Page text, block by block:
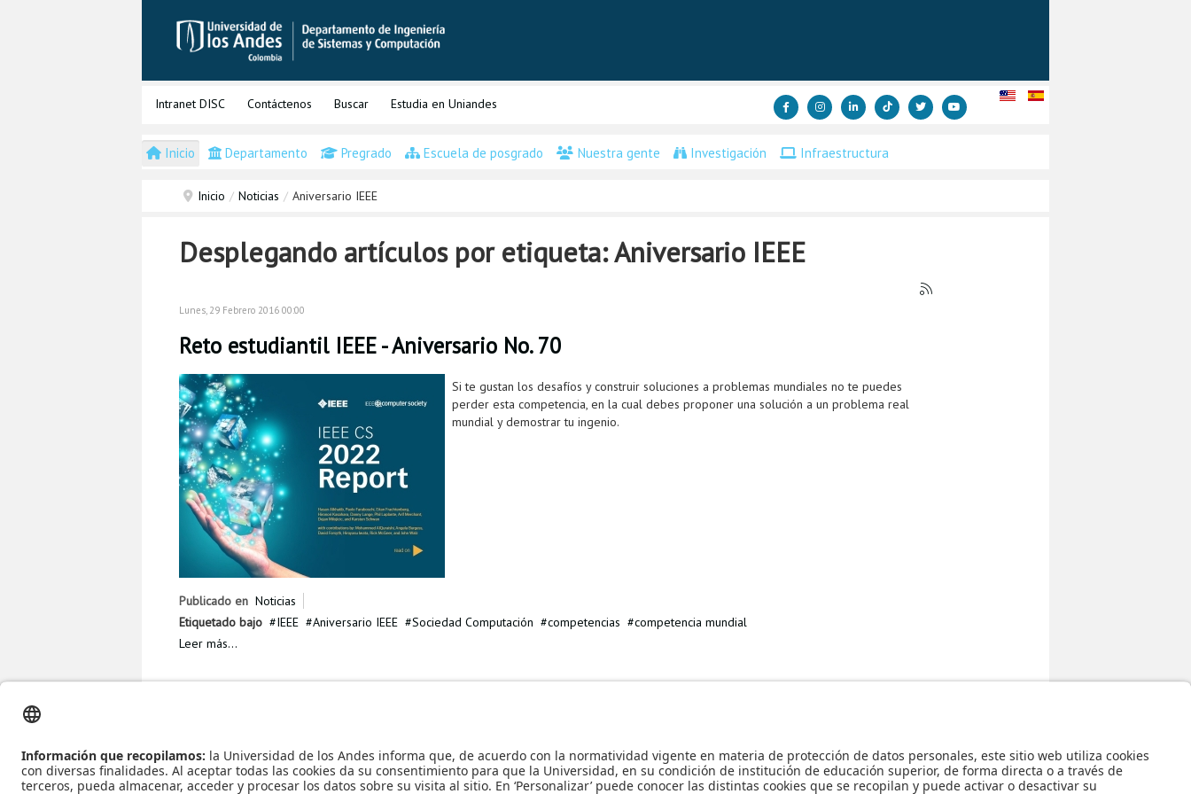
Intranet DISC Contáctenos Buscar Estudia en Uniandes
Inicio Departamento Pregrado Escuela de posgrado Nuestra gente Investigación Infraestructura
Inicio / Noticias / Aniversario IEEE
Desplegando artículos por etiqueta: Aniversario IEEE
Lunes, 29 Febrero 2016 00:00
Reto estudiantil IEEE - Aniversario No. 70
Si te gustan los desafíos y construir soluciones a problemas mundiales no te puedes
perder esta competencia, en la cual debes proponer una solución a un problema real
mundial y demostrar tu ingenio.
Publicado en Noticias
Etiquetado bajo
IEEE Aniversario IEEE Sociedad Computación competencias
competencia mundial
Leer más...